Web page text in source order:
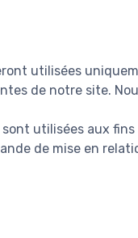
utilisées
de notre site.
utilisées aux fins
de mise en